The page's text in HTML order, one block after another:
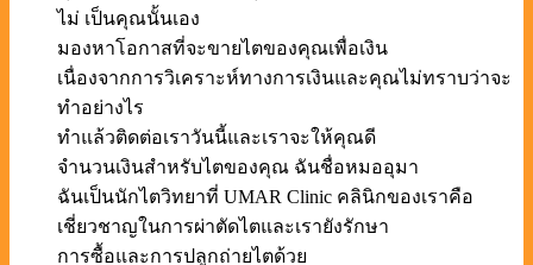
ไม่ เป็นคุณนั้นเอง
มองหาโอกาสที่จะขายไตของคุณเพื่อเงิน
เนื่องจากการวิเคราะห์ทางการเงินและคุณไม่ทราบว่าจะ
ทำอย่างไร
ทำแล้วติดต่อเราวันนี้และเราจะให้คุณดี
จำนวนเงินสำหรับไตของคุณ ฉันชื่อหมออุมา
ฉันเป็นนักไตวิทยาที่ UMAR Clinic คลินิกของเราคือ
เชี่ยวชาญในการผ่าตัดไตและเรายังรักษา
การซื้อและการปลูกถ่ายไตด้วย